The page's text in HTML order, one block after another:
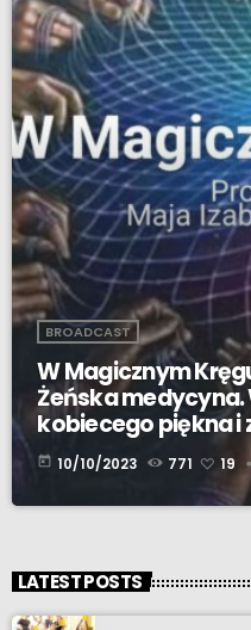
BROADCAST
W Magicznym
Żeńska medycyna.
kobiecego piękna i
today 10/10/2023 771 19
LATEST POSTS